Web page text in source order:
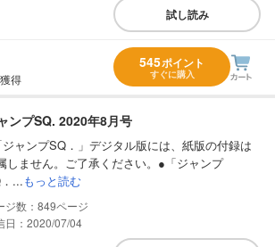
試し読み
得
545ポイント
すぐに購入
ンプSQ. 2020年8月号
ャンプSQ．」デジタル版には、紙版の付録は
しません。ご了承ください。●「ジャンプ
...もっと読む
849
日：2020/07/04